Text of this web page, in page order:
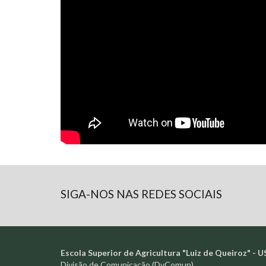
SIGA-NOS NAS REDES SOCIAIS
Escola Superior de Agricultura "Luiz de Queiroz" -